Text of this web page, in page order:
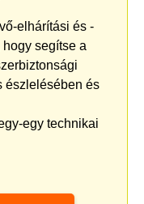
elhárítási és -
segítse a
észlelésében és
egy technikai